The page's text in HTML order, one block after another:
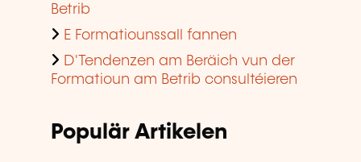
Betrib
E Formatiounssall fannen
D'Tendenzen am Beräich vun der
Formatioun am Betrib consultéieren
Populär Artikelen